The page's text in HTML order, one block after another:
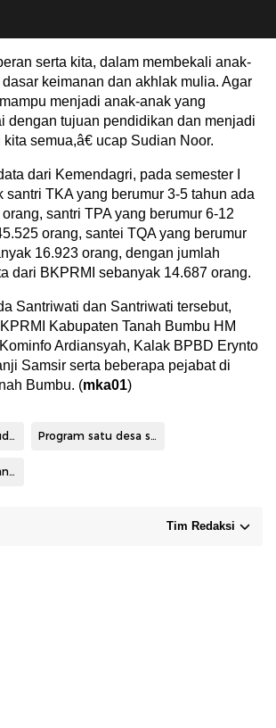
serta kita, dalam membekali anak-
keimanan dan akhlak mulia. Agar
menjadi anak-anak yang
dengan tujuan pendidikan dan menjadi
semua,â€ ucap Sudian Noor.
dari Kemendagri, pada semester I
santri TKA yang berumur 3-5 tahun ada
santri TPA yang berumur 6-12
orang, santei TQA yang berumur
16.923 orang, dengan jumlah
dari BKPRMI sebanyak 14.687 orang.
Santriwati dan Santriwati tersebut,
Kabupaten Tanah Bumbu HM
Ardiansyah, Kalak BPBD Erynto
Samsir serta beberapa pejabat di
Bumbu. (mka01)
Bupati Tanbu H Sudian Noor Program satu desa satu rumah tahfiz
Wisuda santri di Tanbu
Tim Redaksi